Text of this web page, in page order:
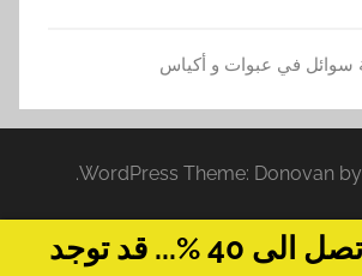
سوائل في عبوات و أكياس
WordPress Theme: Donovan
خصومات تصل الى 40 %... قد توجد